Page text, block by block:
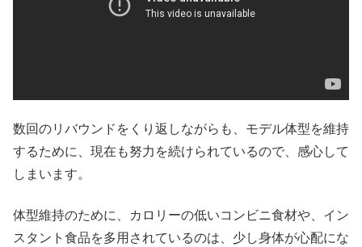
数回のリバウンドをくり返しながらも、モデル体型を維持
するために、現在も努力を続けられているので、感心して
しまいます。
体型維持のために、カロリーの低いコンビニ食材や、イン
スタント食品を多用されているのは、少し身体が心配にな